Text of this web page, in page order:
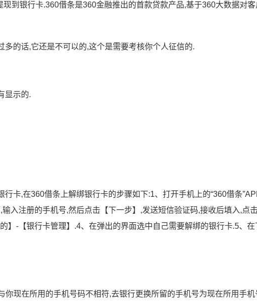
到银行卡.360借条是360金融推出的首款贷款产品,基于360大数据对
的话,它还是不可以的,这个是需要考核你个人征信的.
显示的.
卡,在360借条上解绑银行卡的步骤如下:1、打开手机上的“360借条
入注册的手机号,然后点击【下一步】,发送短信验证码,接收后填入,点
】-【银行卡管理】.4、在弹出的界面选中自己需要解绑的银行卡.5、在
你现在所用的手机号码不相符,去银行更换所留的手机号为现在所用手机